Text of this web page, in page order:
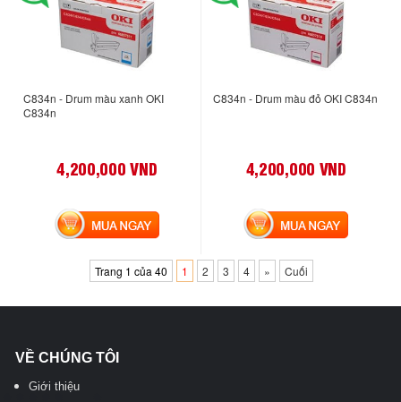
C834n - Drum màu xanh OKI
C834n
4,200,000 VND
MUA NGAY
C834n - Drum màu đỏ OKI C834n
4,200,000 VND
MUA NGAY
Trang 1 của 40 1 2 3 4 » Cuối
VỀ CHÚNG TÔI
Giới thiệu